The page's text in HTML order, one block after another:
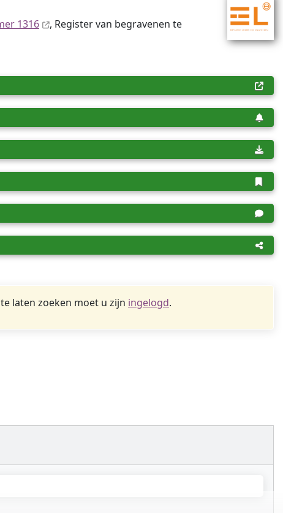
1316
, Register van begravenen te
laten zoeken moet u zijn ingelogd.